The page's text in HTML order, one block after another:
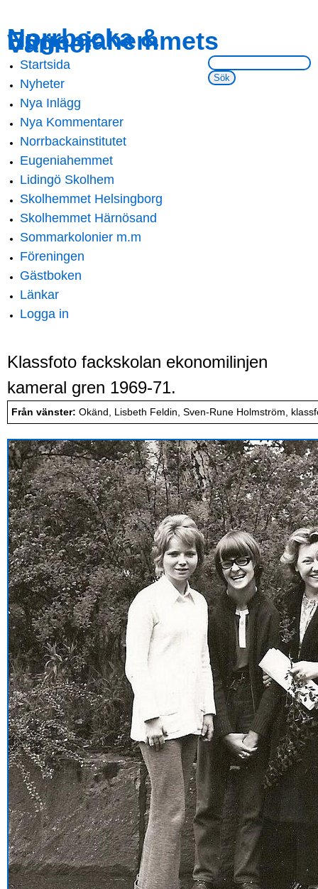
main
content
navigation
Norrbacka &
Eugeniahemmets
Vänner
Sök på webbsidan:
Main menu
Startsida
Nyheter
Nya Inlägg
Nya Kommentarer
Norrbackainstitutet
Eugeniahemmet
Lidingö Skolhem
Skolhemmet Helsingborg
Skolhemmet Härnösand
Sommarkolonier m.m
Föreningen
Gästboken
Länkar
Logga in
Klassfoto fackskolan ekonomilinjen
kameral gren 1969-71.
Från vänster: Okänd, Lisbeth Feldin, Sven-Rune Holmström,